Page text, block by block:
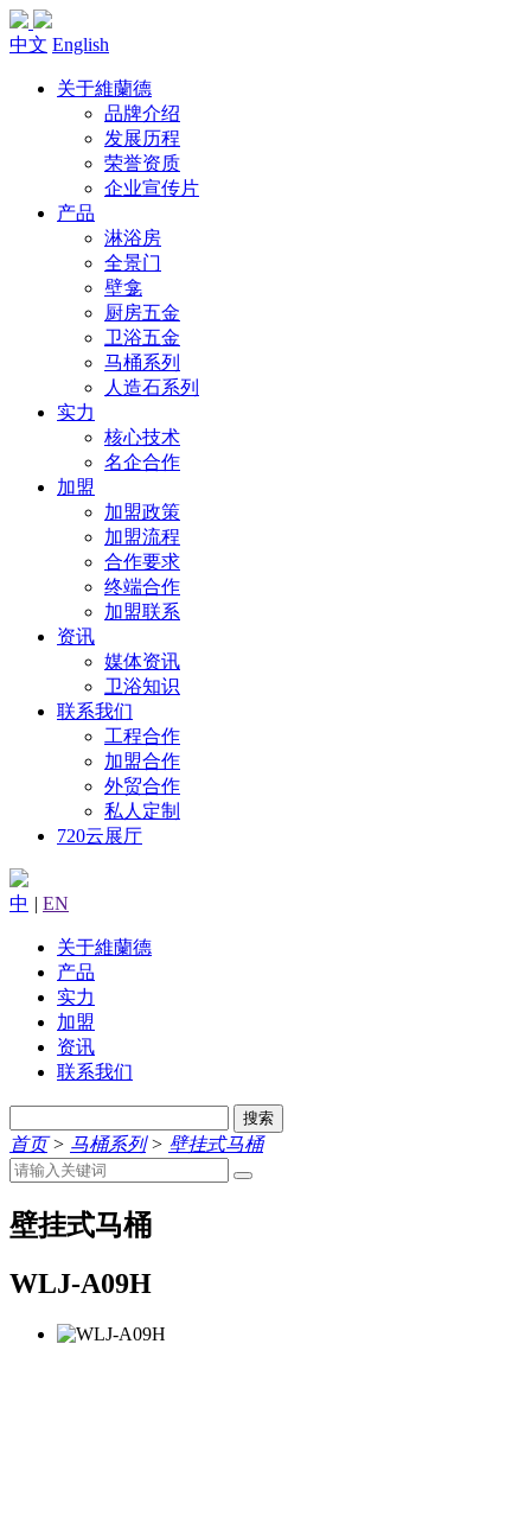
中文 English
关于維蘭德
品牌介绍
发展历程
荣誉资质
企业宣传片
产品
淋浴房
全景门
壁龛
厨房五金
卫浴五金
马桶系列
人造石系列
实力
核心技术
名企合作
加盟
加盟政策
加盟流程
合作要求
终端合作
加盟联系
资讯
媒体资讯
卫浴知识
联系我们
工程合作
加盟合作
外贸合作
私人定制
720云展厅
中 | EN
关于維蘭德
产品
实力
加盟
资讯
联系我们
搜索
首页> 马桶系列> 壁挂式马桶
壁挂式马桶
WLJ-A09H